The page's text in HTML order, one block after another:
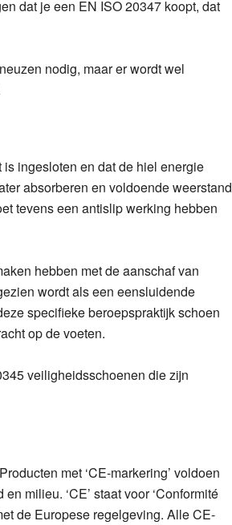
dat je een EN ISO 20347 koopt, dat
nodig, maar er wordt wel
ingesloten en dat de hiel energie
absorberen en voldoende weerstand
tevens een antislip werking hebben
hebben met de aanschaf van
wordt als een eensluidende
specifieke beroepspraktijk schoen
op de voeten.
veiligheidsschoenen die zijn
met ‘CE-markering’ voldoen
milieu. ‘CE’ staat voor ‘Conformité
de Europese regelgeving. Alle CE-